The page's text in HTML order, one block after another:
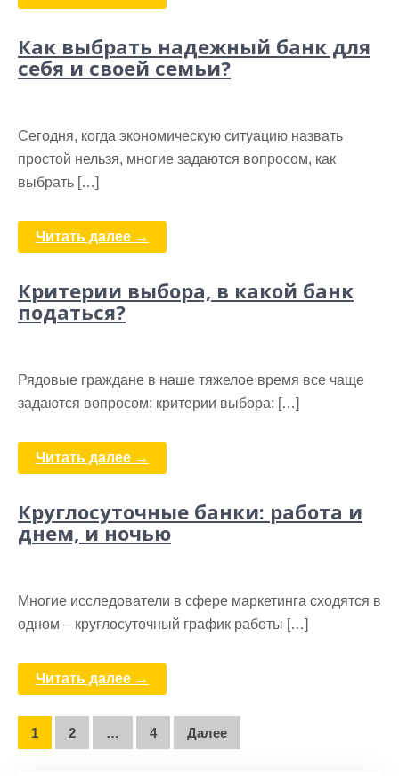
Как выбрать надежный банк для
себя и своей семьи?
Сегодня, когда экономическую ситуацию назвать
простой нельзя, многие задаются вопросом, как
выбрать […]
Читать далее →
Критерии выбора, в какой банк
податься?
Рядовые граждане в наше тяжелое время все чаще
задаются вопросом: критерии выбора: […]
Читать далее →
Круглосуточные банки: работа и
днем, и ночью
Многие исследователи в сфере маркетинга сходятся в
одном – круглосуточный график работы […]
Читать далее →
Пагинация
записей
1 2 … 4 Далее